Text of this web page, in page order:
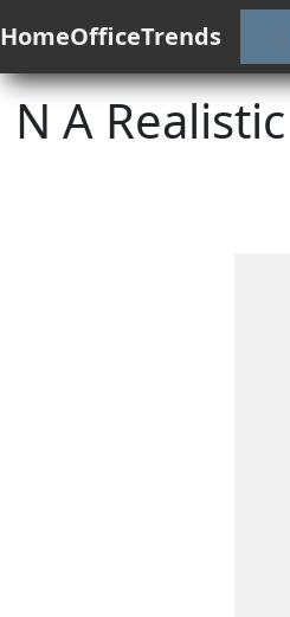
HomeOfficeTrends
N A